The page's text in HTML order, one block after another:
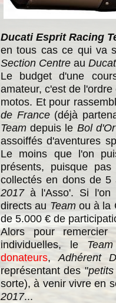
Ducati Esprit Racing
en tous cas ce qui va
Section Centre au
Le budget d'une
amateur, c'est de
motos. Et pour
de France(déjà
Team depuis le Bol
assoiffés d'aventures
Le moins que l'on
présents, puisque
collectés en dons de
2017à l'Asso'. Si l'on
directs au Teamou à la
de 5.000 € de
Alors pour
individuelles, le Team
donateurs,Adhérent
représentant des "
sorte), à venir vivre en
2017...